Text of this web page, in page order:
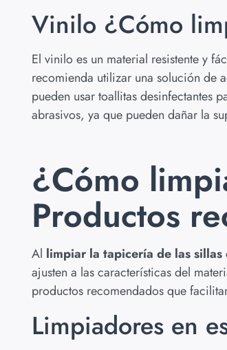
Vinilo ¿Cómo
El vinilo es un material resistente y
recomienda utilizar una solución de
pueden usar toallitas desinfectantes
abrasivos, ya que pueden dañar la
¿Cómo
Productos
Al limpiar la tapicería de las sillas
ajusten a las características del
productos recomendados que
Limpiadores en